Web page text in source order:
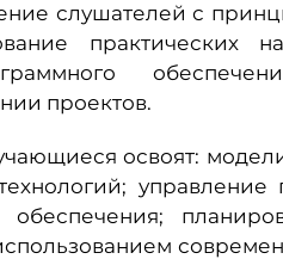
слушателей с
практических
проектов.
освоят:
обеспечения;